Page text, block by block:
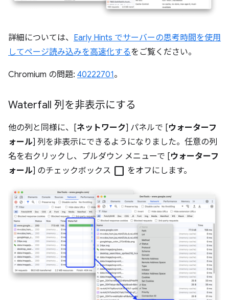
詳細については、 Early Hints でサーバーの思考時間を使用
してページ読み込みを高速化するをご覧ください。
Chromium の問題: 40222701。
Waterfall 列を非表示にする
他の列と同様に、[ネットワーク] パネルで [ウォーターフ
ォール] 列を非表示にできるようになりました。任意の列
名を右クリックし、プルダウン メニューで [ウォーターフ
ォール] のチェックボックス check_box_outline_blank をオフにします。